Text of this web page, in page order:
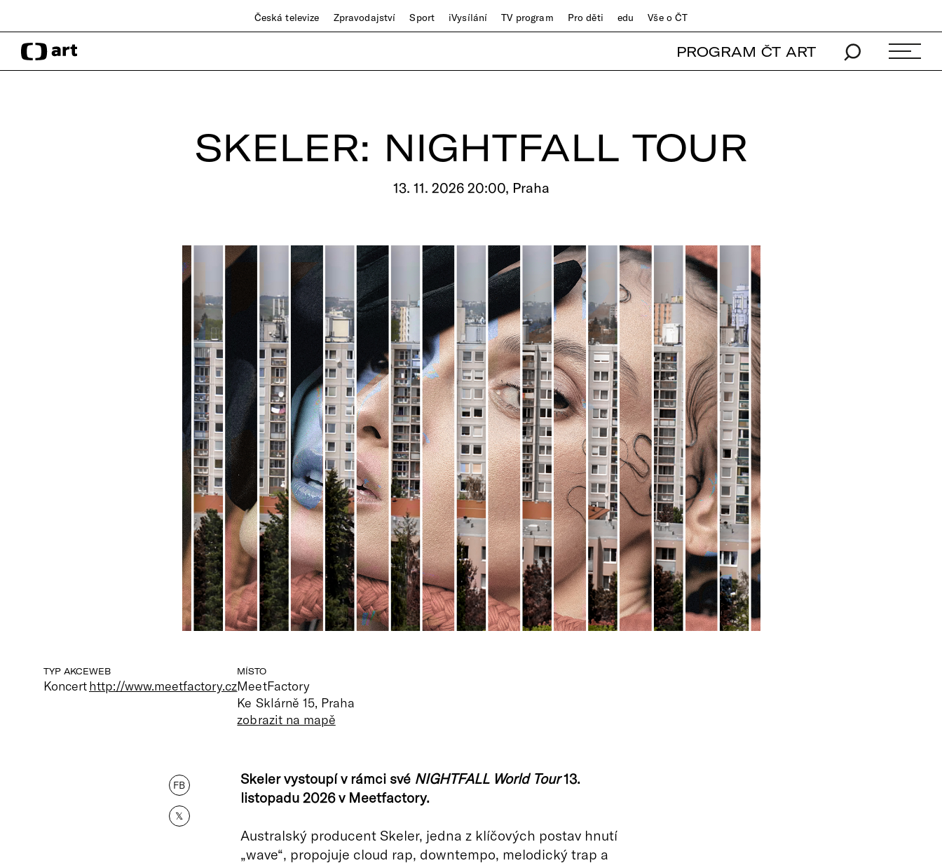
Česká televize Zpravodajství Sport iVysílání TV program Pro děti edu Vše o ČT
PROGRAM ČT ART
SKELER: NIGHTFALL TOUR
13. 11. 2026 20:00, Praha
TYP AKCE
Koncert
WEB
http://www.meetfactory.cz
MÍSTO
MeetFactory
Ke Sklárně 15, Praha
zobrazit na mapě
FB
𝕏
Skeler vystoupí v rámci své NIGHTFALL World Tour13.
listopadu 2026 v Meetfactory.
Australský producent Skeler, jedna z klíčových postav hnutí
„wave“, propojuje cloud rap, downtempo, melodický trap a